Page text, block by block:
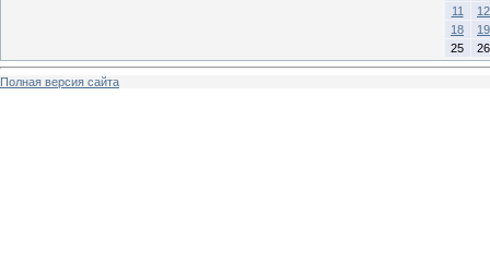
11
12
18
19
25
26
Полная версия сайта